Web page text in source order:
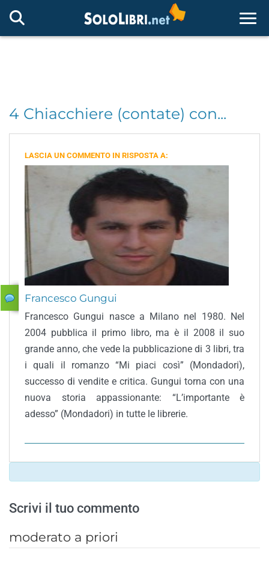
4 Chiacchiere (contate) con...
LASCIA UN COMMENTO IN RISPOSTA A:
Francesco Gungui
Francesco Gungui nasce a Milano nel 1980. Nel
2004 pubblica il primo libro, ma è il 2008 il suo
grande anno, che vede la pubblicazione di 3 libri, tra
i quali il romanzo “Mi piaci così” (Mondadori),
successo di vendite e critica. Gungui torna con una
nuova storia appassionante: “L’importante è
adesso” (Mondadori) in tutte le librerie.
Scrivi il tuo commento
moderato a priori